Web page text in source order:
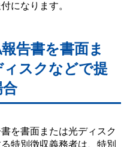
になります。
告書を書面ま
スクなどで提
を書面または光ディスク
特別徴収義務者は、特別